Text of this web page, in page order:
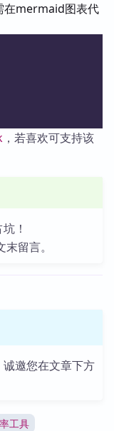
在mermaid图表代
，若喜欢可支持该
！
留言。
邀您在文章下方
工具